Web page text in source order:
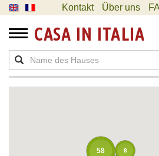
Kontakt Über uns
CASA IN ITALIA
8
58